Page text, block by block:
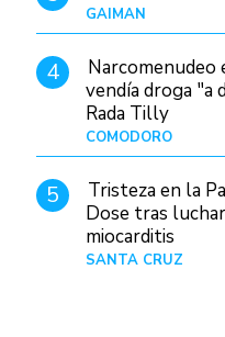
GAIMAN
4
Narcomenudeo
vendía droga "a
Rada Tilly
COMODORO
5
Tristeza en la
Dose tras
miocarditis
SANTA CRUZ